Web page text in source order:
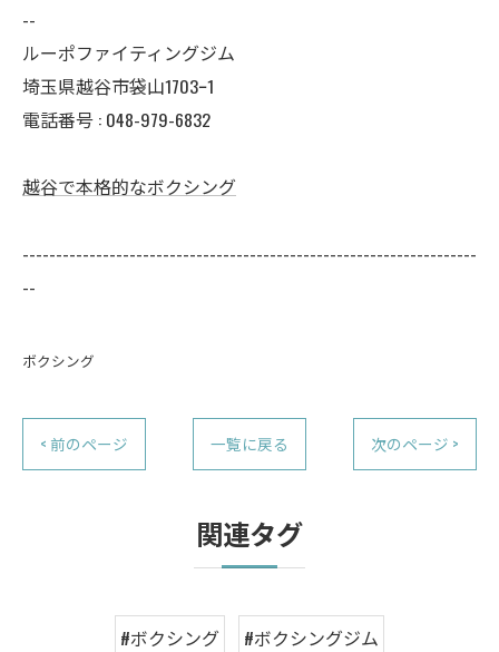
--
ルーポファイティングジム
埼玉県越谷市袋山1703ｰ1
電話番号 : 048-979-6832
越谷で本格的なボクシング
--------------------------------------------------------------------
--
ボクシング
< 前のページ 一覧に戻る 次のページ >
関連タグ
#ボクシング
#ボクシングジム